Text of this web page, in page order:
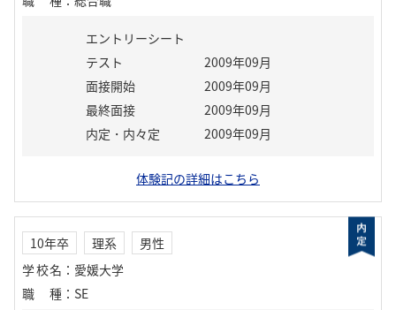
エントリーシート
テスト
2009年09月
面接開始
2009年09月
最終面接
2009年09月
内定・内々定
2009年09月
体験記の詳細はこちら
10年卒 理系
男性
学校名 ： 愛媛大学
職種 ： SE